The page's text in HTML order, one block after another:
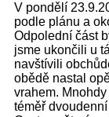
V pondělí
podle plánu a
Odpolední část
jsme ukončili u
navštívili
obědě nastal
vrahem.
téměř